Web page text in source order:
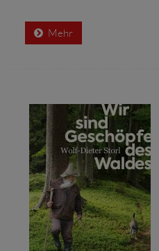
Mehr